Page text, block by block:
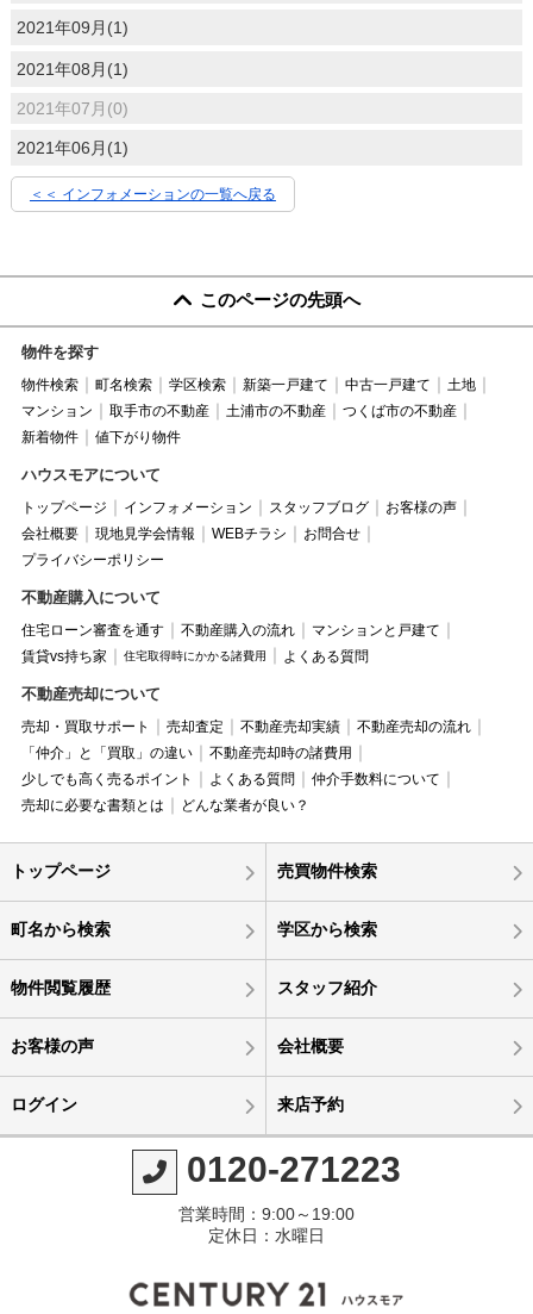
2021年09月(1)
2021年08月(1)
2021年07月(0)
2021年06月(1)
＜＜ インフォメーションの一覧へ戻る
このページの先頭へ
物件を探す
物件検索 町名検索 学区検索 新築一戸建て 中古一戸建て
土地
マンション
取手市の不動産 土浦市の不動産
つくば市の不動産
新着物件
値下がり物件
ハウスモアについて
トップページ インフォメーション スタッフブログ
お客様の声
会社概要
現地見学会情報 WEBチラシ
お問合せ
プライバシーポリシー
不動産購入について
住宅ローン審査を通す 不動産購入の流れ
マンションと戸建て
賃貸vs持ち家
住宅取得時にかかる諸費用 よくある質問
不動産売却について
売却・買取サポート 売却査定 不動産売却実績
不動産売却の流れ
「仲介」と「買取」の違い
不動産売却時の諸費用
少しでも高く売るポイント
よくある質問
仲介手数料について
売却に必要な書類とは
どんな業者が良い？
トップページ 売買物件検索
町名から検索 学区から検索
物件閲覧履歴 スタッフ紹介
お客様の声 会社概要
ログイン 来店予約
0120-271223
営業時間：9:00～19:00
定休日：水曜日